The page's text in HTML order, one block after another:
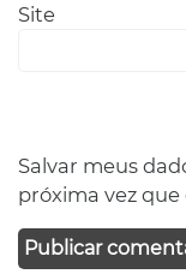
Site
Salvar meus
próxima vez